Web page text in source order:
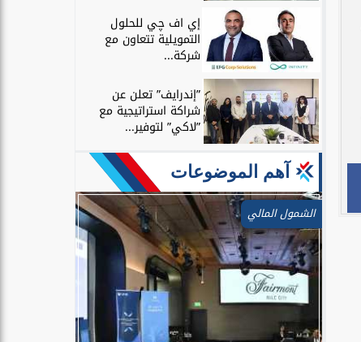
إي اف چي للحلول
التمويلية تتعاون مع
شركة...
”إندرايف” تعلن عن
شراكة استراتيجية مع
”لاكي” لتوفير...
آهم الموضوعات
الشمول المالي